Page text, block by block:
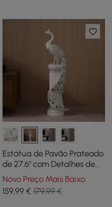
Estátua de Pavão Prateado
de 27.6" com Detalhes de
Diamante – Escultura de
Pavão de Resina de Luxo
Novo Preço Mais Baixo
159,99€ 179,99 €